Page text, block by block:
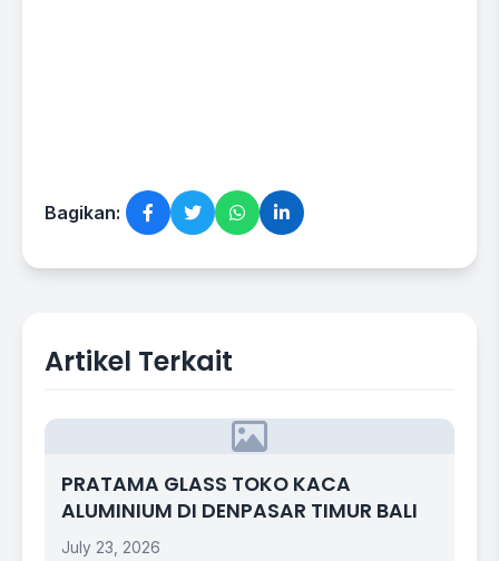
Bagikan:
Artikel Terkait
PRATAMA GLASS TOKO KACA
ALUMINIUM DI DENPASAR TIMUR BALI
July 23, 2026